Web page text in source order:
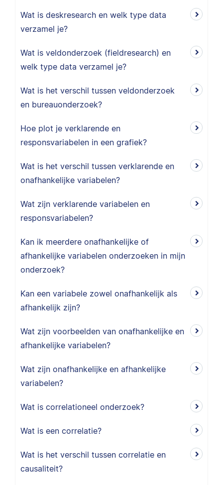
Wat is deskresearch en welk type data
verzamel je?
Wat is veldonderzoek (fieldresearch) en
welk type data verzamel je?
Wat is het verschil tussen veldonderzoek
en bureauonderzoek?
Hoe plot je verklarende en
responsvariabelen in een grafiek?
Wat is het verschil tussen verklarende en
onafhankelijke variabelen?
Wat zijn verklarende variabelen en
responsvariabelen?
Kan ik meerdere onafhankelijke of
afhankelijke variabelen onderzoeken in mijn
onderzoek?
Kan een variabele zowel onafhankelijk als
afhankelijk zijn?
Wat zijn voorbeelden van onafhankelijke en
afhankelijke variabelen?
Wat zijn onafhankelijke en afhankelijke
variabelen?
Wat is correlationeel onderzoek?
Wat is een correlatie?
Wat is het verschil tussen correlatie en
causaliteit?